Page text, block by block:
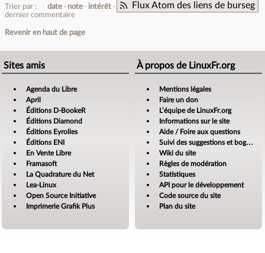
Flux Atom des liens de burseg
Trier par : date note
intérêt
dernier commentaire
Revenir en haut de page
Sites amis
Agenda du Libre
April
Éditions D-BookeR
Éditions Diamond
Éditions Eyrolles
Éditions ENI
En Vente Libre
Framasoft
La Quadrature du Net
Lea-Linux
Open Source Initiative
Imprimerie Grafik Plus
À propos de LinuxFr.org
Mentions légales
Faire un don
L’équipe de LinuxFr.org
Informations sur le site
Aide / Foire aux questions
Suivi des suggestions et bogues
Wiki du site
Règles de modération
Statistiques
API pour le développement
Code source du site
Plan du site